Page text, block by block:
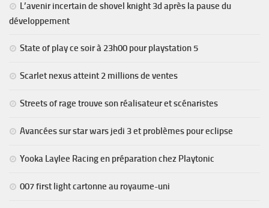
L’avenir incertain de shovel knight 3d après la pause du
développement
State of play ce soir à 23h00 pour playstation 5
Scarlet nexus atteint 2 millions de ventes
Streets of rage trouve son réalisateur et scénaristes
Avancées sur star wars jedi 3 et problèmes pour eclipse
Yooka Laylee Racing en préparation chez Playtonic
007 first light cartonne au royaume-uni